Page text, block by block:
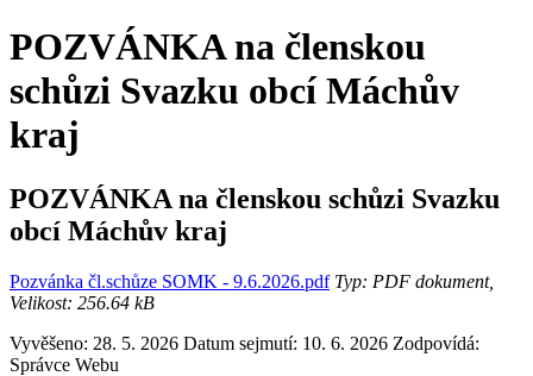
POZVÁNKA na členskou
schůzi Svazku obcí Máchův
kraj
POZVÁNKA na členskou schůzi Svazku
obcí Máchův kraj
Pozvánka čl.schůze SOMK - 9.6.2026.pdfTyp: PDF dokument,
Velikost: 256.64 kB
Vyvěšeno: 28. 5. 2026 Datum sejmutí: 10. 6. 2026 Zodpovídá:
Správce Webu